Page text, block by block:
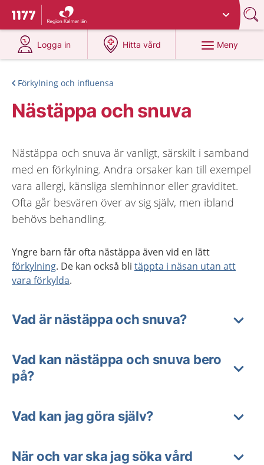
Till startsidan för 1177
Du har valt region
Logga in
på 1177.se
Hitta vård
på 1177.se
Meny
Förkylning och influensa
Nästäppa och snuva
Nästäppa och snuva är vanligt, särskilt i samband
med en förkylning. Andra orsaker kan till exempel
vara allergi, känsliga slemhinnor eller graviditet.
Ofta går besvären över av sig själv, men ibland
behövs behandling.
Yngre barn får ofta nästäppa även vid en lätt
förkylning. De kan också bli täppta i näsan utan att
vara förkylda.
Vad är nästäppa och snuva?
Vad kan nästäppa och snuva bero
på?
Vad kan jag göra själv?
När och var ska jag söka vård